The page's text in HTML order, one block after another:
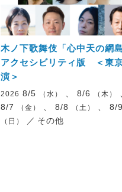
木ノ下歌舞伎「心中天の網島
アクセシビリティ版 ＜東
演＞
2026 8/5 （水） 、 8/6 （木）
8/7
（金） 、 8/8 （土） 、 8/9
（日） ／ その他